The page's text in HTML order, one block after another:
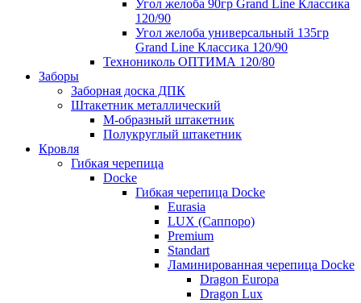
Угол желоба 90гр Grand Line Классика
120/90
Угол желоба универсальный 135гр
Grand Line Классика 120/90
Технониколь ОПТИМА 120/80
Заборы
Заборная доска ДПК
Штакетник металлический
М-образный штакетник
Полукруглый штакетник
Кровля
Гибкая черепица
Docke
Гибкая черепица Docke
Eurasia
LUX (Саппоро)
Premium
Standart
Ламинированная черепица Docke
Dragon Europa
Dragon Lux